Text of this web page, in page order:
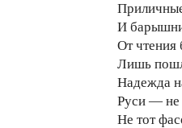
И
От чтения
Лишь
Надежда
Руси — не
Не тот